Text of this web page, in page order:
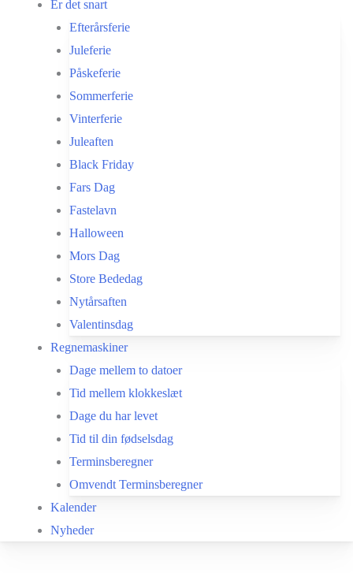
Er det snart
Efterårsferie
Juleferie
Påskeferie
Sommerferie
Vinterferie
Juleaften
Black Friday
Fars Dag
Fastelavn
Halloween
Mors Dag
Store Bededag
Nytårsaften
Valentinsdag
Regnemaskiner
Dage mellem to datoer
Tid mellem klokkeslæt
Dage du har levet
Tid til din fødselsdag
Terminsberegner
Omvendt Terminsberegner
Kalender
Nyheder